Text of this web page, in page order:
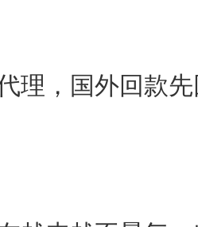
理，国外回款